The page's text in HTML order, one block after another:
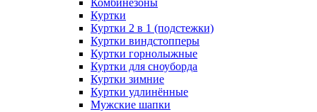
Комбинезоны
Куртки
Куртки 2 в 1 (подстежки)
Куртки виндстопперы
Куртки горнолыжные
Куртки для сноуборда
Куртки зимние
Куртки удлинённые
Мужские шапки